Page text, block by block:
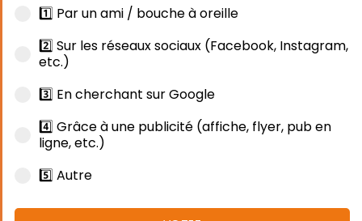
1️⃣ Par un ami / bouche à oreille
2️⃣ Sur les réseaux sociaux (Facebook, Instagram,
etc.)
3️⃣ En cherchant sur Google
4️⃣ Grâce à une publicité (affiche, flyer, pub en
ligne, etc.)
5️⃣ Autre